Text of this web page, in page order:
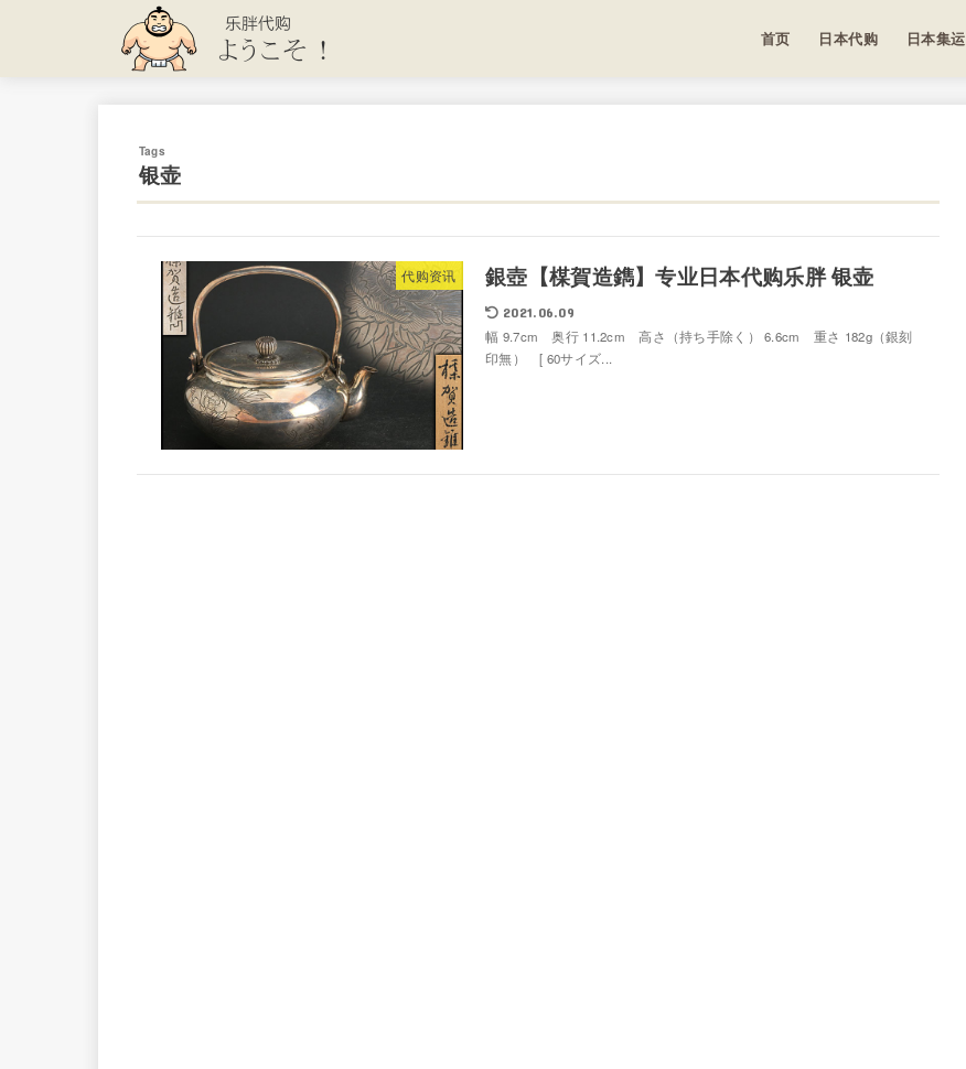
首页 日本代购 日本集运
银壶
代购资讯 銀壺【楳賀造鐫】专业日本代购乐胖 银壶
2021.06.09
幅 9.7cm 奥行 11.2cm 高さ（持ち手除く） 6.6cm 重さ 182g（銀刻
印無） [ 60サイズ...